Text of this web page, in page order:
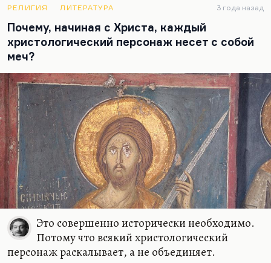
ногой тогда лежал), и потом костылем полчаса
пытался пригребсти ее обратно. Надо к книге
испытывать такую смесь чувств — отвращение,
ненависть, восторг. Вот это должна быть
литература.…
РЕЛИГИЯ ЛИТЕРАТУРА 3 года назад
Почему, начиная с Христа, каждый
христологический персонаж несет с собой
меч?
Это совершенно исторически необходимо.
Потому что всякий христологический
персонаж раскалывает, а не объединяет.